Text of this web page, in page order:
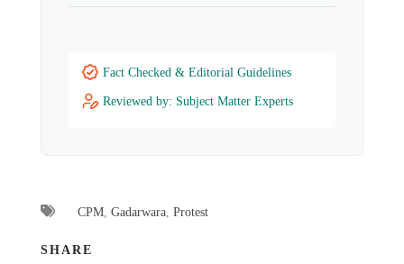
Fact Checked & Editorial Guidelines
Reviewed by: Subject Matter Experts
CPM Gadarwara Protest
SHARE